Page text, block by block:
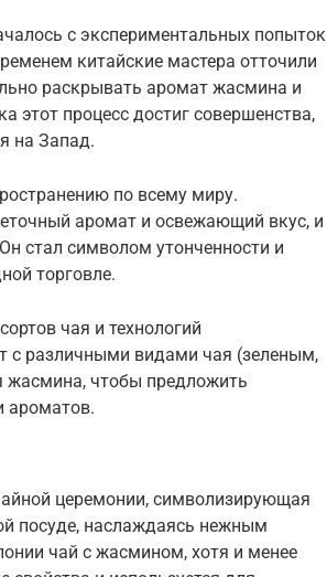
с экспериментальных попыток
китайские мастера отточили
раскрывать аромат жасмина и
этот процесс достиг совершенства,
на Запад.
по всему миру.
аромат и освежающий вкус, и
стал символом утонченности и
торговле.
чая и технологий
с различными видами чая (зеленым,
чтобы предложить
ароматов.
церемонии, символизирующая
посуде, наслаждаясь нежным
чай с жасмином, хотя и менее